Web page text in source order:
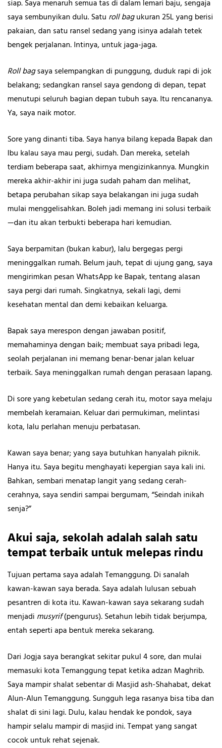
siap. Saya menaruh semua tas di dalam lemari baju, sengaja
saya sembunyikan dulu. Satu roll bagukuran 25L yang berisi
pakaian, dan satu ransel sedang yang isinya adalah tetek
bengek perjalanan. Intinya, untuk jaga-jaga.
Roll bagsaya selempangkan di punggung, duduk rapi di jok
belakang; sedangkan ransel saya gendong di depan, tepat
menutupi seluruh bagian depan tubuh saya. Itu rencananya.
Ya, saya naik motor.
Sore yang dinanti tiba. Saya hanya bilang kepada Bapak dan
Ibu kalau saya mau pergi, sudah. Dan mereka, setelah
terdiam beberapa saat, akhirnya mengizinkannya. Mungkin
mereka akhir-akhir ini juga sudah paham dan melihat,
betapa perubahan sikap saya belakangan ini juga sudah
mulai menggelisahkan. Boleh jadi memang ini solusi terbaik
—dan itu akan terbukti beberapa hari kemudian.
Saya berpamitan (bukan kabur), lalu bergegas pergi
meninggalkan rumah. Belum jauh, tepat di ujung gang, saya
mengirimkan pesan WhatsApp ke Bapak, tentang alasan
saya pergi dari rumah. Singkatnya, sekali lagi, demi
kesehatan mental dan demi kebaikan keluarga.
Bapak saya merespon dengan jawaban positif,
memahaminya dengan baik; membuat saya pribadi lega,
seolah perjalanan ini memang benar-benar jalan keluar
terbaik. Saya meninggalkan rumah dengan perasaan lapang.
Di sore yang kebetulan sedang cerah itu, motor saya melaju
membelah keramaian. Keluar dari permukiman, melintasi
kota, lalu perlahan menuju perbatasan.
Kawan saya benar; yang saya butuhkan hanyalah piknik.
Hanya itu. Saya begitu menghayati kepergian saya kali ini.
Bahkan, sembari menatap langit yang sedang cerah-
cerahnya, saya sendiri sampai bergumam, “Seindah inikah
senja?”
Akui saja, sekolah adalah salah satu
tempat terbaik untuk melepas rindu
Tujuan pertama saya adalah Temanggung. Di sanalah
kawan-kawan saya berada. Saya adalah lulusan sebuah
pesantren di kota itu. Kawan-kawan saya sekarang sudah
menjadi musyrif(pengurus). Setahun lebih tidak berjumpa,
entah seperti apa bentuk mereka sekarang.
Dari Jogja saya berangkat sekitar pukul 4 sore, dan mulai
memasuki kota Temanggung tepat ketika adzan Maghrib.
Saya mampir shalat sebentar di Masjid ash-Shahabat, dekat
Alun-Alun Temanggung. Sungguh lega rasanya bisa tiba dan
shalat di sini lagi. Dulu, kalau hendak ke pondok, saya
hampir selalu mampir di masjid ini. Tempat yang sangat
cocok untuk rehat sejenak.